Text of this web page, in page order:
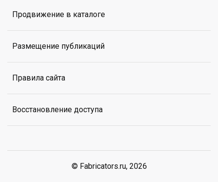
Продвижение в каталоге
Размещение публикаций
Правила сайта
Восстановление доступа
© Fabricators.ru, 2026